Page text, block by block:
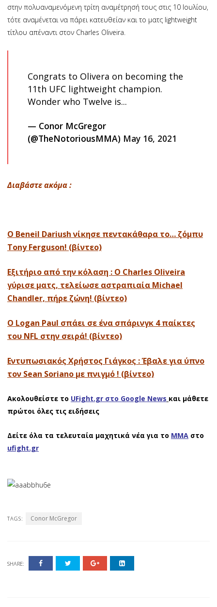
στην πολυαναμενόμενη τρίτη αναμέτρησή τους στις 10 Ιουλίου,
τότε αναμένεται να πάρει κατευθείαν και το ματς lightweight
τίτλου απέναντι στον Charles Oliveira.
Congrats to Olivera on becoming the
11th UFC lightweight champion.
Wonder who Twelve is...
— Conor McGregor
(@TheNotoriousMMA) May 16, 2021
Διαβάστε ακόμα :
Ο Beneil Dariush νίκησε πεντακάθαρα το… ζόμπυ
Tony Ferguson! (βίντεο)
Εξιτήριο από την κόλαση : Ο Charles Oliveira
γύρισε ματς, τελείωσε αστραπιαία Michael
Chandler, πήρε ζώνη! (βίντεο)
Ο Logan Paul σπάει σε ένα σπάρινγκ 4 παίκτες
του NFL στην σειρά! (βίντεο)
Εντυπωσιακός Χρήστος Γιάγκος : Έβαλε για ύπνο
τον Sean Soriano με πνιγμό ! (βίντεο)
Ακολουθείστε το UFight.gr στο Google News και μάθετε
πρώτοι όλες τις ειδήσεις
Δείτε όλα τα τελευταία μαχητικά νέα για το ΜΜΑ στο
ufight.gr
TAGS: Conor McGregor
SHARE: